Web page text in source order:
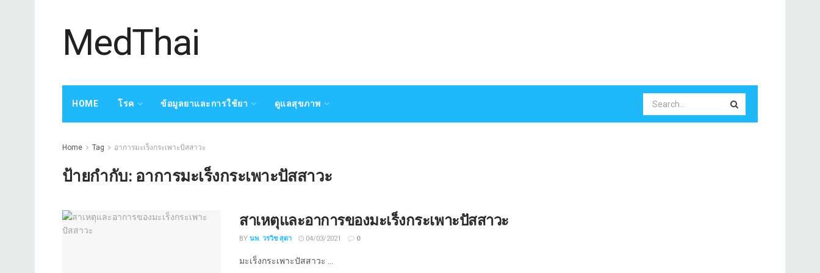
MedThai
HOME โรค ข้อมูลยาและการใช้ยา ดูแลสุขภาพ
Home Tag อาการมะเร็งกระเพาะปัสสาวะ
ป้ายกำกับ: อาการมะเร็งกระเพาะปัสสาวะ
สาเหตุและอาการของมะเร็งกระเพาะปัสสาวะ
BY นพ. วรวิช สุตา 04/03/2021 0
มะเร็งกระเพาะปัสสาวะ ...